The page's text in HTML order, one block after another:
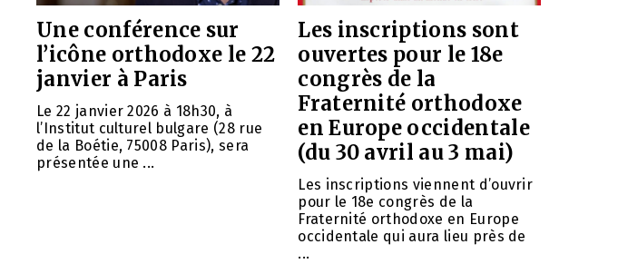
Une conférence sur
l’icône orthodoxe le 22
janvier à Paris
Le 22 janvier 2026 à 18h30, à
l’Institut culturel bulgare (28 rue
de la Boétie, 75008 Paris), sera
présentée une ...
Les inscriptions sont
ouvertes pour le 18e
congrès de la
Fraternité orthodoxe
en Europe occidentale
(du 30 avril au 3 mai)
Les inscriptions viennent d’ouvrir
pour le 18e congrès de la
Fraternité orthodoxe en Europe
occidentale qui aura lieu près de
...